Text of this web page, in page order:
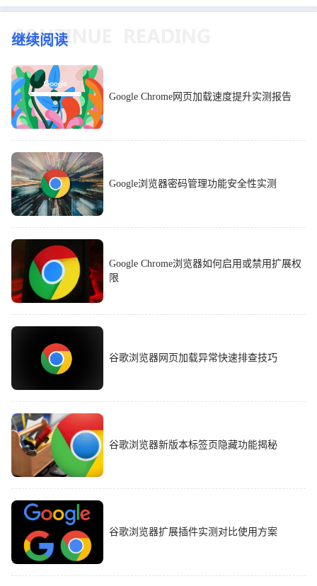
继续阅读
Google Chrome网页加载速度提升实测报告
Google浏览器密码管理功能安全性实测
Google Chrome浏览器如何启用或禁用扩展权
限
谷歌浏览器网页加载异常快速排查技巧
谷歌浏览器新版本标签页隐藏功能揭秘
谷歌浏览器扩展插件实测对比使用方案